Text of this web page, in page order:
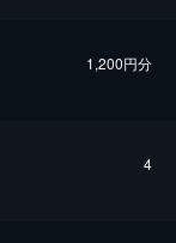
1,200円分
4